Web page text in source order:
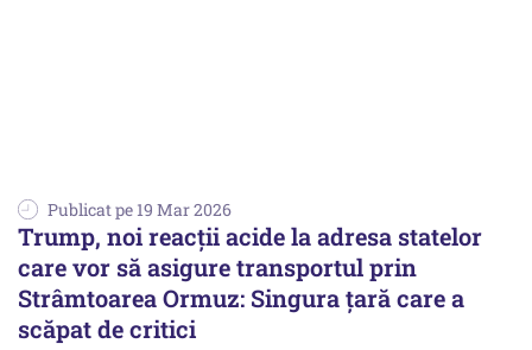
Publicat pe 19 Mar 2026
Trump, noi reacții acide la adresa statelor
care vor să asigure transportul prin
Strâmtoarea Ormuz: Singura țară care a
scăpat de critici